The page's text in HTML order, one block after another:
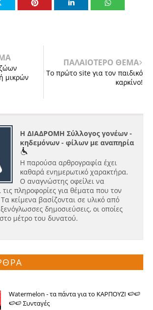
μικρών
ΠΑΛΑΙΟΤΕΡΟ ΘΕΜΑ
Το πρώτο site για τον παιδικό
καρκίνο!
Η ΔΙΑΔΡΟΜΗ Σύλλογος γονέων -
κηδεμόνων - φίλων με αναπηρία
Η παρούσα αρθρογραφία έχει
καθαρά ενημερωτικό χαρακτήρα.
Ο αναγνώστης οφείλει να
πληροφορίες για θέματα που τον
κείμενα βασίζονται σε υλικό από
δημοσιεύσεις, οι οποίες
μέτρο του δυνατού.
Watermelon - τα πάντα για το ΚΑΡΠΟΥΖΙ 🍉🍉
🍉🍉 Συνταγές